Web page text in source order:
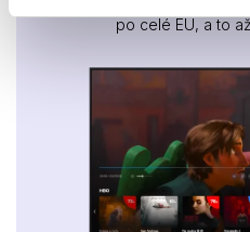
Sledovat internetovou
po celé EU, a to